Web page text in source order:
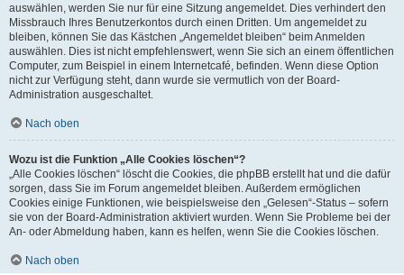
auswählen, werden Sie nur für eine Sitzung angemeldet. Dies verhindert den
Missbrauch Ihres Benutzerkontos durch einen Dritten. Um angemeldet zu
bleiben, können Sie das Kästchen „Angemeldet bleiben“ beim Anmelden
auswählen. Dies ist nicht empfehlenswert, wenn Sie sich an einem öffentlichen
Computer, zum Beispiel in einem Internetcafé, befinden. Wenn diese Option
nicht zur Verfügung steht, dann wurde sie vermutlich von der Board-
Administration ausgeschaltet.
Nach oben
Wozu ist die Funktion „Alle Cookies löschen“?
„Alle Cookies löschen“ löscht die Cookies, die phpBB erstellt hat und die dafür
sorgen, dass Sie im Forum angemeldet bleiben. Außerdem ermöglichen
Cookies einige Funktionen, wie beispielsweise den „Gelesen“-Status – sofern
sie von der Board-Administration aktiviert wurden. Wenn Sie Probleme bei der
An- oder Abmeldung haben, kann es helfen, wenn Sie die Cookies löschen.
Nach oben